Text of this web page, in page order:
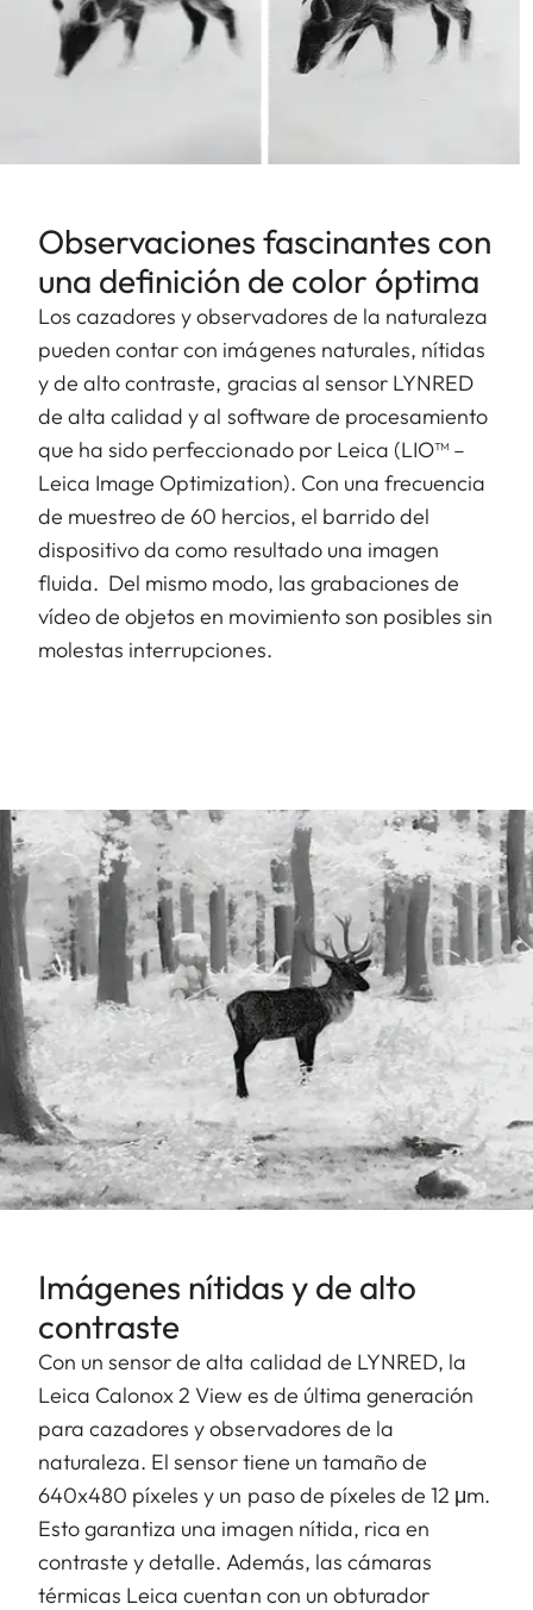
Observaciones fascinantes con
una definición de color óptima
Los cazadores y observadores de la naturaleza
pueden contar con imágenes naturales, nítidas
y de alto contraste, gracias al sensor LYNRED
de alta calidad y al software de procesamiento
que ha sido perfeccionado por Leica (LIO™ –
Leica Image Optimization). Con una frecuencia
de muestreo de 60 hercios, el barrido del
dispositivo da como resultado una imagen
fluida. Del mismo modo, las grabaciones de
vídeo de objetos en movimiento son posibles sin
molestas interrupciones.
Imágenes nítidas y de alto
contraste
Con un sensor de alta calidad de LYNRED, la
Leica Calonox 2 View es de última generación
para cazadores y observadores de la
naturaleza. El sensor tiene un tamaño de
640x480 píxeles y un paso de píxeles de 12 μm.
Esto garantiza una imagen nítida, rica en
contraste y detalle. Además, las cámaras
térmicas Leica cuentan con un obturador